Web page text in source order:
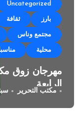
Uncategorized
بارز ثقافة
مجتمع وناس
محلية
مهرجان زوق
الرابعة
مكتب التحرير